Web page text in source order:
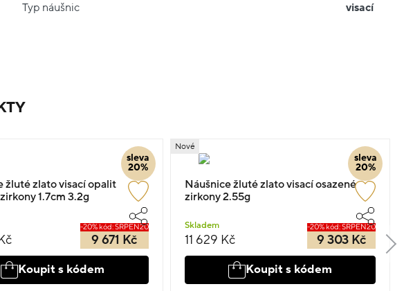
Typ náušnic visací
sleva
20%
žluté zlato visací opalit
1.7cm 3.2g
-20% kód: SRPEN20
9 671 Kč
Koupit s kódem
sleva
20%
Nové
Náušnice žluté zlato visací osazené
zirkony 2.55g
Skladem
11 629 Kč
-20% kód: SRPEN20
9 303 Kč
Koupit s kódem